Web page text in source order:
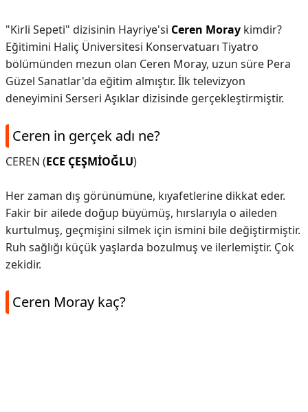
"Kirli Sepeti" dizisinin Hayriye'si Ceren Moray kimdir?
Eğitimini Haliç Üniversitesi Konservatuarı Tiyatro
bölümünden mezun olan Ceren Moray, uzun süre Pera
Güzel Sanatlar'da eğitim almıştır. İlk televizyon
deneyimini Serseri Aşıklar dizisinde gerçekleştirmiştir.
Ceren in gerçek adı ne?
CEREN (ECE ÇEŞMİOĞLU)
Her zaman dış görünümüne, kıyafetlerine dikkat eder.
Fakir bir ailede doğup büyümüş, hırslarıyla o aileden
kurtulmuş, geçmişini silmek için ismini bile değiştirmiştir.
Ruh sağlığı küçük yaşlarda bozulmuş ve ilerlemiştir. Çok
zekidir.
Ceren Moray kaç?